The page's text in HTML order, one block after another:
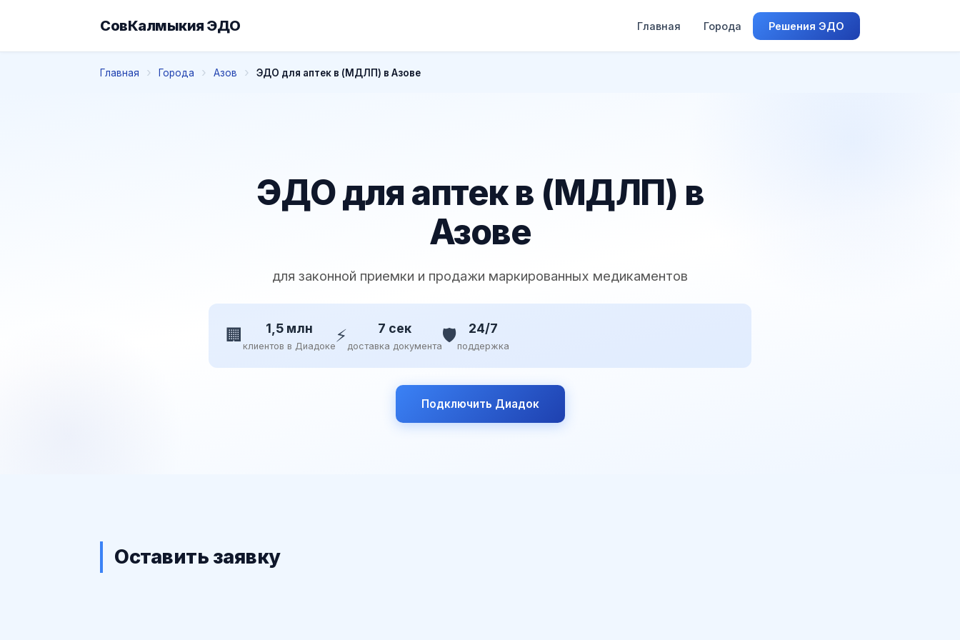
СовКалмыкия ЭДО Главная Города Решения ЭДО
Главная Города Азов ЭДО для аптек в (МДЛП) в Азове
ЭДО для аптек в (МДЛП) в
Азове
для законной приемки и продажи маркированных медикаментов
🏢 1,5 млн
клиентов в Диадоке⚡ 7 сек
доставка документа🛡️ 24/7
поддержка
Подключить Диадок
Оставить заявку